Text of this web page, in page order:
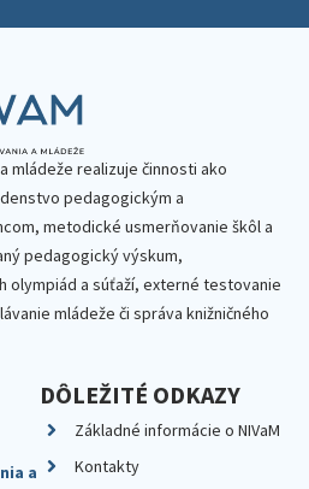
mládeže realizuje činnosti ako
pedagogickým a
metodické usmerňovanie škôl a
pedagogický výskum,
olympiád a súťaží, externé testovanie
mládeže či správa knižničného
a
DÔLEŽITÉ ODKAZY
Základné informácie o NIVaM
Kontakty